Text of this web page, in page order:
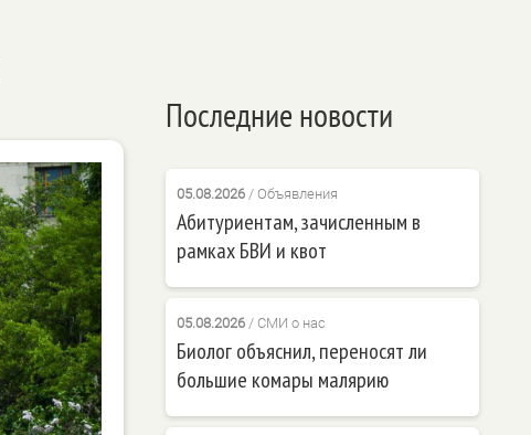
Последние новости
05.08.2026/ Объявления
Абитуриентам, зачисленным в
рамках БВИ и квот
05.08.2026/ СМИ о нас
Биолог объяснил, переносят ли
большие комары малярию